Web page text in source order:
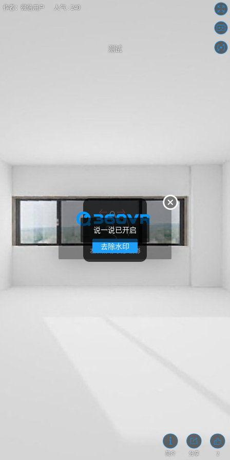
测试
作者：微信用户 人气 : 240
2
分享
简介
去除水印
说一说已开启